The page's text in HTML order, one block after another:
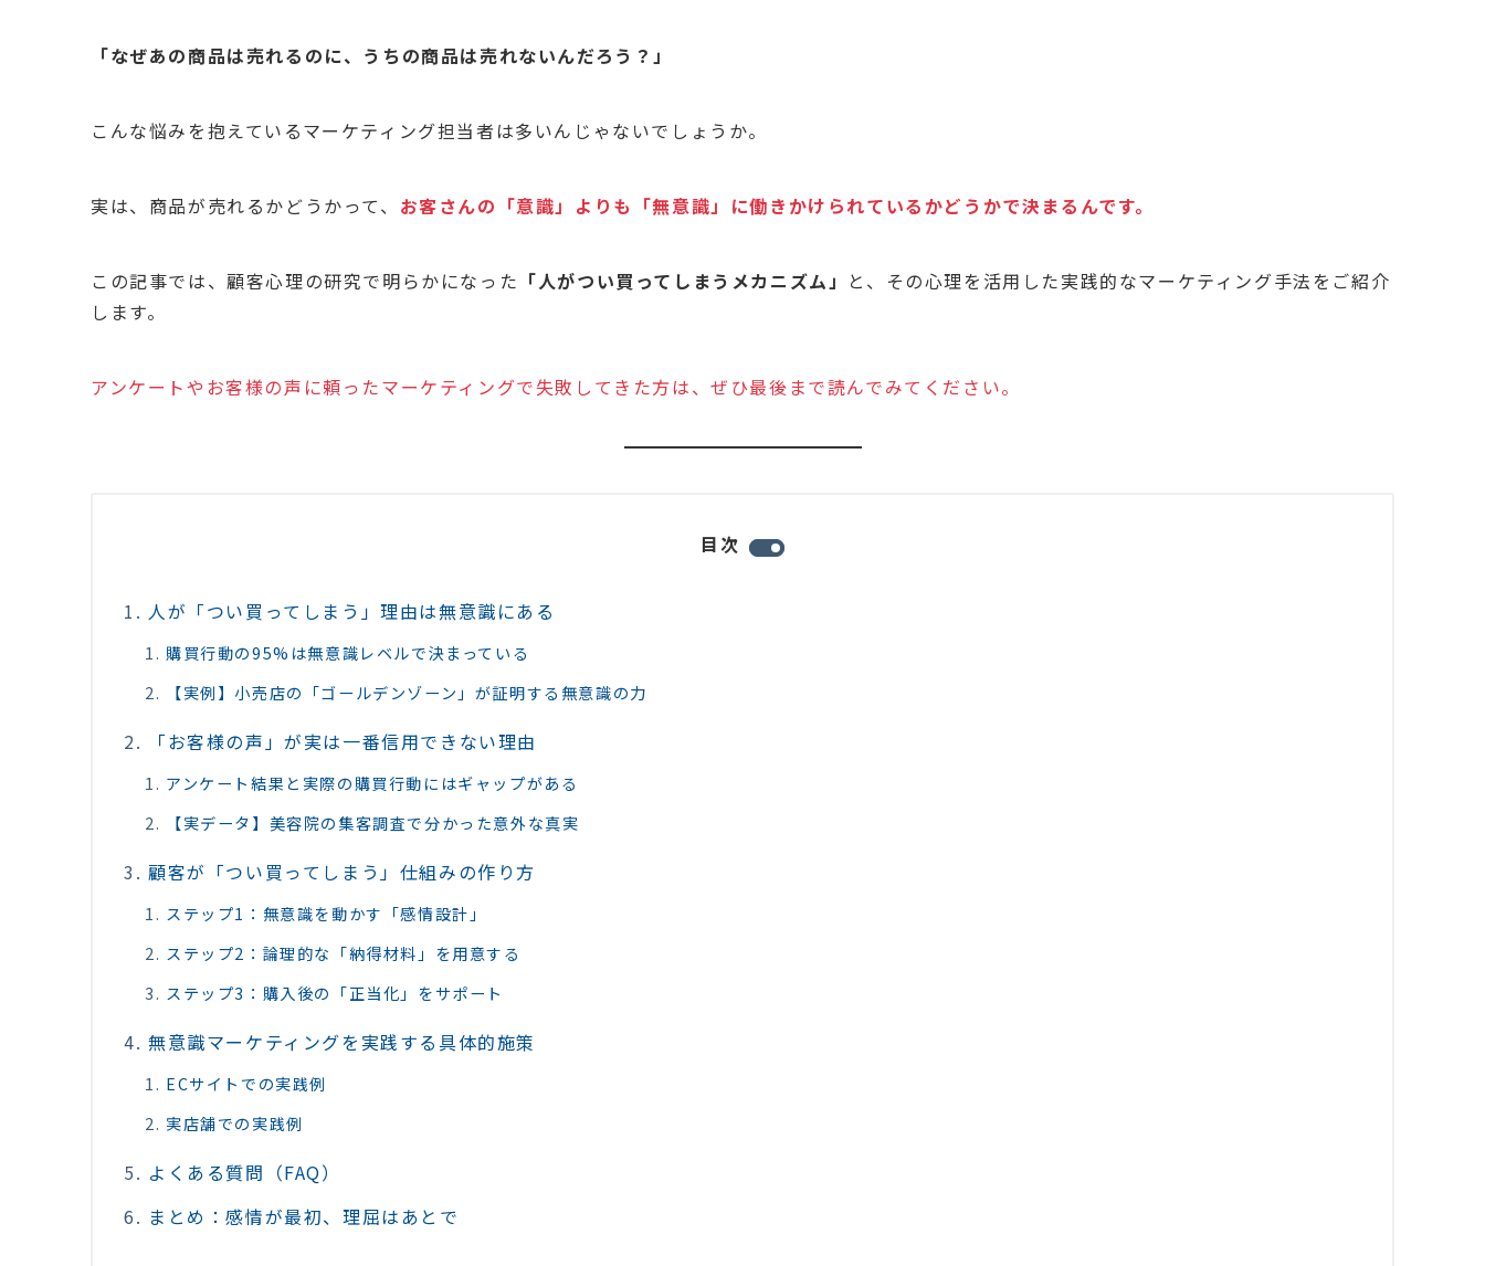
「なぜあの商品は売れるのに、うちの商品は売れないんだろう？」
こんな悩みを抱えているマーケティング担当者は多いんじゃないでしょうか。
実は、商品が売れるかどうかって、 お客さんの「意識」よりも「無意識」に働きかけられているかどうかで決まるんです。
この記事では、顧客心理の研究で明らかになった 「人がつい買ってしまうメカニズム」 と、その心理を活用した実践的なマーケティング手法をご紹介
します。
アンケートやお客様の声に頼ったマーケティングで失敗してきた方は、ぜひ最後まで読んでみてください。
目次
人が「つい買ってしまう」理由は無意識にある
購買行動の95%は無意識レベルで決まっている
【実例】小売店の「ゴールデンゾーン」が証明する無意識の力
「お客様の声」が実は一番信用できない理由
アンケート結果と実際の購買行動にはギャップがある
【実データ】美容院の集客調査で分かった意外な真実
顧客が「つい買ってしまう」仕組みの作り方
ステップ1：無意識を動かす「感情設計」
ステップ2：論理的な「納得材料」を用意する
ステップ3：購入後の「正当化」をサポート
無意識マーケティングを実践する具体的施策
ECサイトでの実践例
実店舗での実践例
よくある質問（FAQ）
まとめ：感情が最初、理屈はあとで